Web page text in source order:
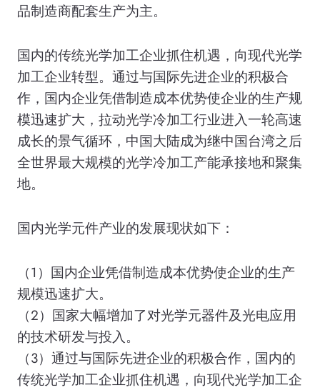
品制造商配套生产为主。
国内的传统光学加工企业抓住机遇，向现代光学
加工企业转型。通过与国际先进企业的积极合
作，国内企业凭借制造成本优势使企业的生产规
模迅速扩大，拉动光学冷加工行业进入一轮高速
成长的景气循环，中国大陆成为继中国台湾之后
全世界最大规模的光学冷加工产能承接地和聚集
地。
国内光学元件产业的发展现状如下：
（1）国内企业凭借制造成本优势使企业的生产
规模迅速扩大。
（2）国家大幅增加了对光学元器件及光电应用
的技术研发与投入。
（3）通过与国际先进企业的积极合作，国内的
传统光学加工企业抓住机遇，向现代光学加工企